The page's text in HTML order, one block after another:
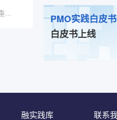
“在未来的时间里，学会如何与AI合作将成为最重要的技能之一，你要么驾驭AI，要么被其淘汰。
PMO实践白皮书
白皮书上线
联系
融实践库